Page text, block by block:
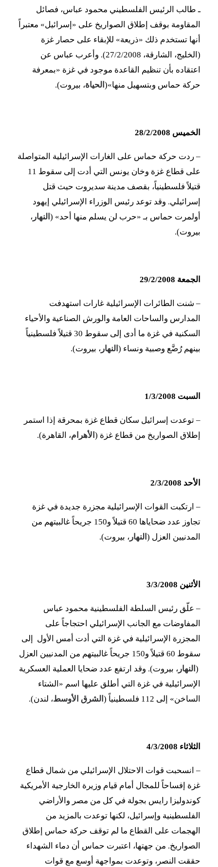
ـ طالب الرئيس الفلسطيني محمود عباس، فصائل
المقاومة بوقف إطلاق الصواريخ على «إسرائيل» معتبراً
أنها تستخدم ذلك «ذريعة» للإبقاء على حصار غزة
(الخليج، الشارقة، 27/2/2008). وأعرب عباس عن
اعتقاده بأن تنظيم القاعدة موجود في غزة «بمعرفة
حركة حماس وبتسهيل منها»( الحياة، بيروت).
الخميس 28/2/2008
– ردت حركة حماس على الغارات الإسرائيلية المتواصلة
على قطاع غزة وخان يونس التي أدت إلى سقوط 11
قتيلاً فلسطينياً، بقصف مدينة سديروت حيث قتل
إسرائيلي. وقد توعد رئيس الوزراء الإسرائيلي إيهود
أولمرت حماس بـ «حرب لن يسلم منها أحد» ( النهار ،
بيروت).
الجمعة 29/2/2008
– شنت الطائرات الإسرائيلية غارات استهدفت
المدارس والساحات العامة والورش الصناعية والأحياء
السكنية في غزة ما أدى إلى سقوط 30 قتيلاً فلسطينياً
بينهم رُضَّع وصبية ونساء ( النهار ، بيروت).
السبت 1/3/2008
– توعدت إسرائيل سكان قطاع غزة بمحرقة إذا استمر
إطلاق الصواريخ من قطاع غزة ( الأهرام، القاهرة).
الأحد 2/3/2008
– ارتكبت القوات الإسرائيلية مجزرة جديدة في غزة
تجاوز عدد ضحاياها 60 قتيلاً و150 جريحاً غالبيتهم من
المدنيين العزل ( النهار ، بيروت).
الأثنين 3/3/2008
– علّق رئيس السلطة الفلسطينية محمود عباس
المفاوضات مع الجانب الإسرائيلي احتجاجاً على
المجزرة الإسرائيلية في غزة التي أدت أمس الأول إلى
سقوط 60 قتيلاً و150 جريحاً غالبيتهم من المدنيين العزل
( النهار ، بيروت). وقد ارتفع عدد ضحايا العملية العسكرية
الإسرائيلية في غزة التي أطلق عليها اسم «الشتاء
الساخن» إلى 112 فلسطينياً (
الشرق الأوسط، لندن).
الثلاثاء 4/3/2008
– انسحبت قوات الاحتلال الإسرائيلي من شمال قطاع
غزة إفساحاً للمجال أمام قيام وزيرة الخارجية الأمريكية
كوندوليزا رايس بجولة في كل من مصر والأراضي
الفلسطينية وإسرائيل، لكنها توعدت بالمزيد من
الهجمات على القطاع ما لم توقف حركة حماس إطلاق
الصواريخ. من جهتها، اعتبرت حماس أن دماء الشهداء
حققت النصر، وتوعدت بمواجهة أوسع مع قوات